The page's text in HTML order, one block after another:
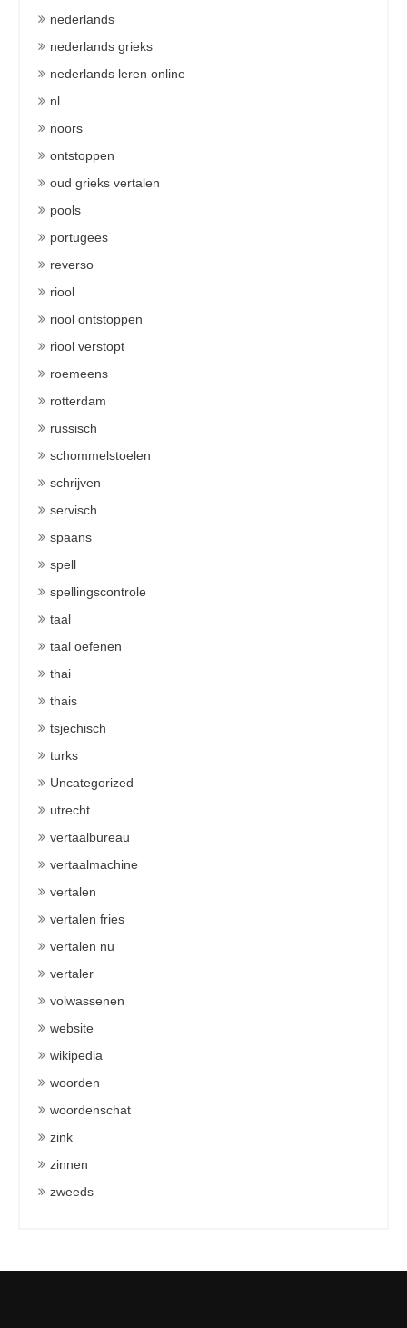
nederlands
nederlands grieks
nederlands leren online
nl
noors
ontstoppen
oud grieks vertalen
pools
portugees
reverso
riool
riool ontstoppen
riool verstopt
roemeens
rotterdam
russisch
schommelstoelen
schrijven
servisch
spaans
spell
spellingscontrole
taal
taal oefenen
thai
thais
tsjechisch
turks
Uncategorized
utrecht
vertaalbureau
vertaalmachine
vertalen
vertalen fries
vertalen nu
vertaler
volwassenen
website
wikipedia
woorden
woordenschat
zink
zinnen
zweeds